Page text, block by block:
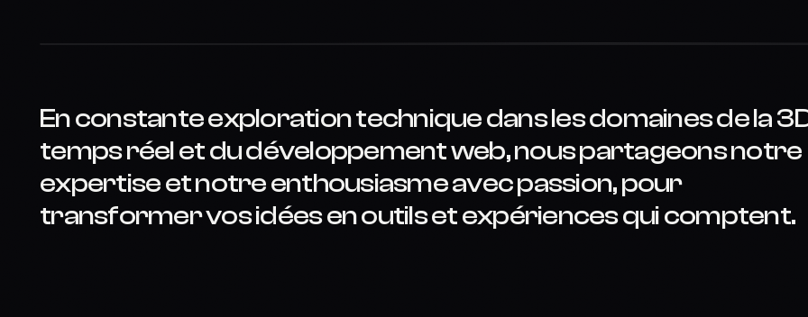
En constante exploration technique dans les domaines de la
temps réel et du développement web, nous partageons notre
expertise et notre enthousiasme avec passion, pour
transformer vos idées en outils et expériences qui comptent.